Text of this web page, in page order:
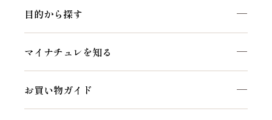
目的から探す
マイナチュレを知る
お買い物ガイド